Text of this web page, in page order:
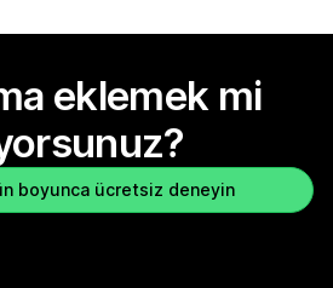
eklemek mi
boyunca ücretsiz deneyin